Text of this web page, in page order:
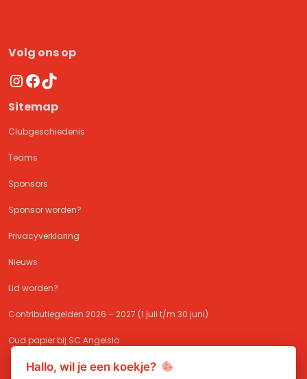
Volg ons op
Instagram
Facebook
TikTok
Sitemap
Clubgeschiedenis
Teams
Sponsors
Sponsor worden?
Privacyverklaring
Nieuws
Lid worden?
Contributiegelden 2026 – 2027 (1 juli t/m 30 juni)
Oud papier bij SC Angelslo
Hallo, wil je een koekje?